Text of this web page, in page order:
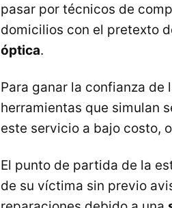
pasar por técnicos de
domicilios con el pretexto
óptica.
Para ganar la confianza
herramientas que simulan
este servicio a bajo costo,
El punto de partida de la
de su víctima sin previo